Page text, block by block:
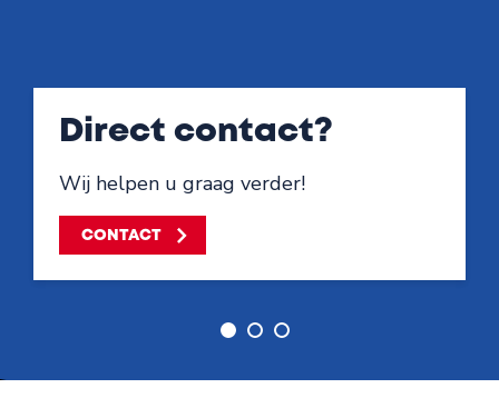
Direct contact?
Wij helpen u graag verder!
CONTACT